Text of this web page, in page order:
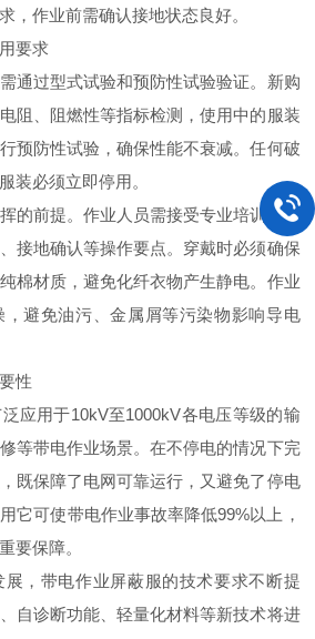
，作业前需确认接地状态良好。
要求
过型式试验和预防性试验验证。新购
阻、阻燃性等指标检测，使用中的服装
预防性试验，确保性能不衰减。任何破
装必须立即停用。
前提。作业人员需接受专业培训，掌
接地确认等操作要点。穿戴时必须确保
棉材质，避免化纤衣物产生静电。作业
避免油污、金属屑等污染物影响导电
性
用于10kV至1000kV各电压等级的输
等带电作业场景。在不停电的情况下完
既保障了电网可靠运行，又避免了停电
它可使带电作业事故率降低99%以上，
要保障。
，带电作业屏蔽服的技术要求不断提
自诊断功能、轻量化材料等新技术将进